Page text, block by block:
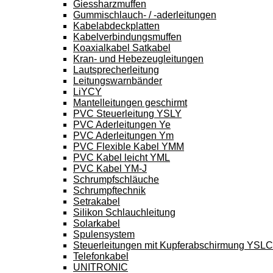
Giessharzmuffen
Gummischlauch- / -aderleitungen
Kabelabdeckplatten
Kabelverbindungsmuffen
Koaxialkabel Satkabel
Kran- und Hebezeugleitungen
Lautsprecherleitung
Leitungswarnbänder
LiYCY
Mantelleitungen geschirmt
PVC Steuerleitung YSLY
PVC Aderleitungen Ye
PVC Aderleitungen Ym
PVC Flexible Kabel YMM
PVC Kabel leicht YML
PVC Kabel YM-J
Schrumpfschläuche
Schrumpftechnik
Setrakabel
Silikon Schlauchleitung
Solarkabel
Spulensystem
Steuerleitungen mit Kupferabschirmung
Telefonkabel
UNITRONIC